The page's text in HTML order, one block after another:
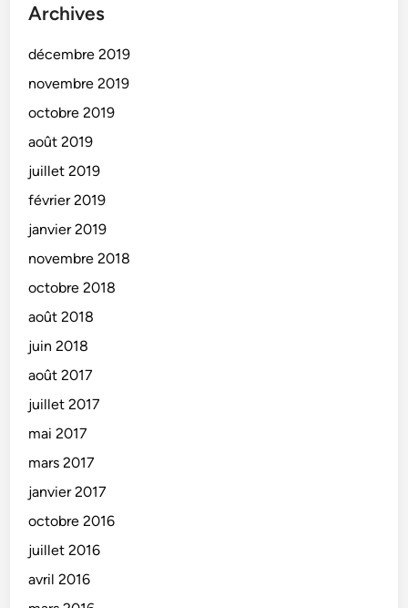
Archives
décembre 2019
novembre 2019
octobre 2019
août 2019
juillet 2019
février 2019
janvier 2019
novembre 2018
octobre 2018
août 2018
juin 2018
août 2017
juillet 2017
mai 2017
mars 2017
janvier 2017
octobre 2016
juillet 2016
avril 2016